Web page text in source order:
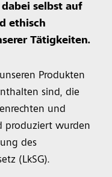
selbst auf
ethisch
Tätigkeiten.
Produkten
sind, die
und
produziert wurden
des
(LkSG).